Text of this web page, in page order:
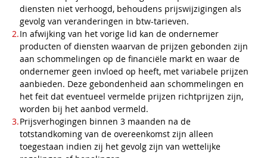
diensten niet verhoogd, behoudens prijswijzigingen als
gevolg van veranderingen in btw-tarieven.
In afwijking van het vorige lid kan de ondernemer
producten of diensten waarvan de prijzen gebonden zijn
aan schommelingen op de financiële markt en waar de
ondernemer geen invloed op heeft, met variabele prijzen
aanbieden. Deze gebondenheid aan schommelingen en
het feit dat eventueel vermelde prijzen richtprijzen zijn,
worden bij het aanbod vermeld.
Prijsverhogingen binnen 3 maanden na de
totstandkoming van de overeenkomst zijn alleen
toegestaan indien zij het gevolg zijn van wettelijke